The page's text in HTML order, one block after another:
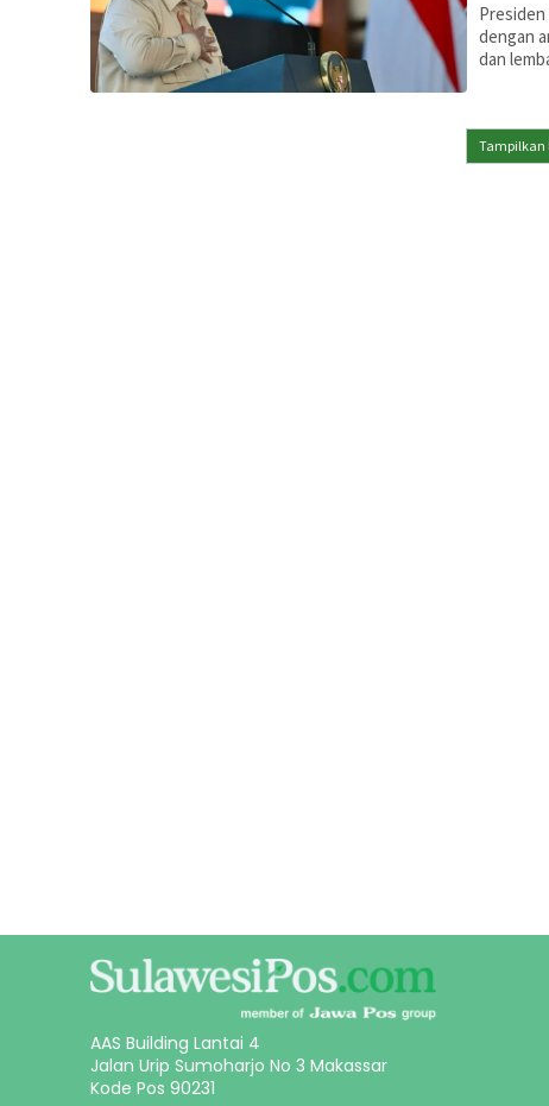
Presiden
dengan
dan
Tampilkan
AAS Building Lantai 4
Jalan Urip Sumoharjo No 3 Makassar
Kode Pos 90231